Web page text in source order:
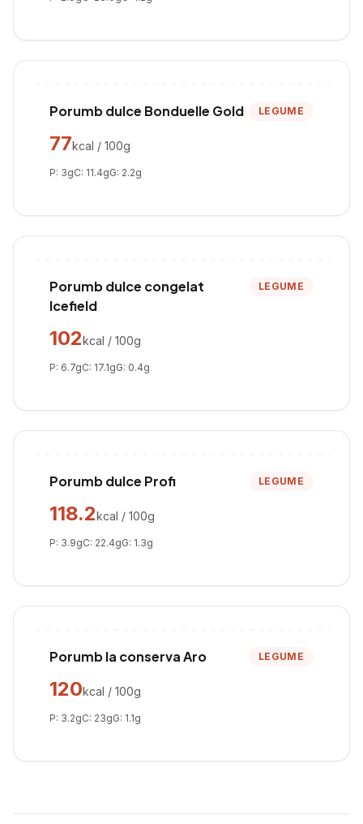
Porumb dulce Bonduelle Gold LEGUME
77kcal / 100g
P: 3gC: 11.4gG: 2.2g
Porumb dulce congelat
Icefield
LEGUME
102kcal / 100g
P: 6.7gC: 17.1gG: 0.4g
Porumb dulce Profi LEGUME
118.2kcal / 100g
P: 3.9gC: 22.4gG: 1.3g
Porumb la conserva Aro LEGUME
120kcal / 100g
P: 3.2gC: 23gG: 1.1g